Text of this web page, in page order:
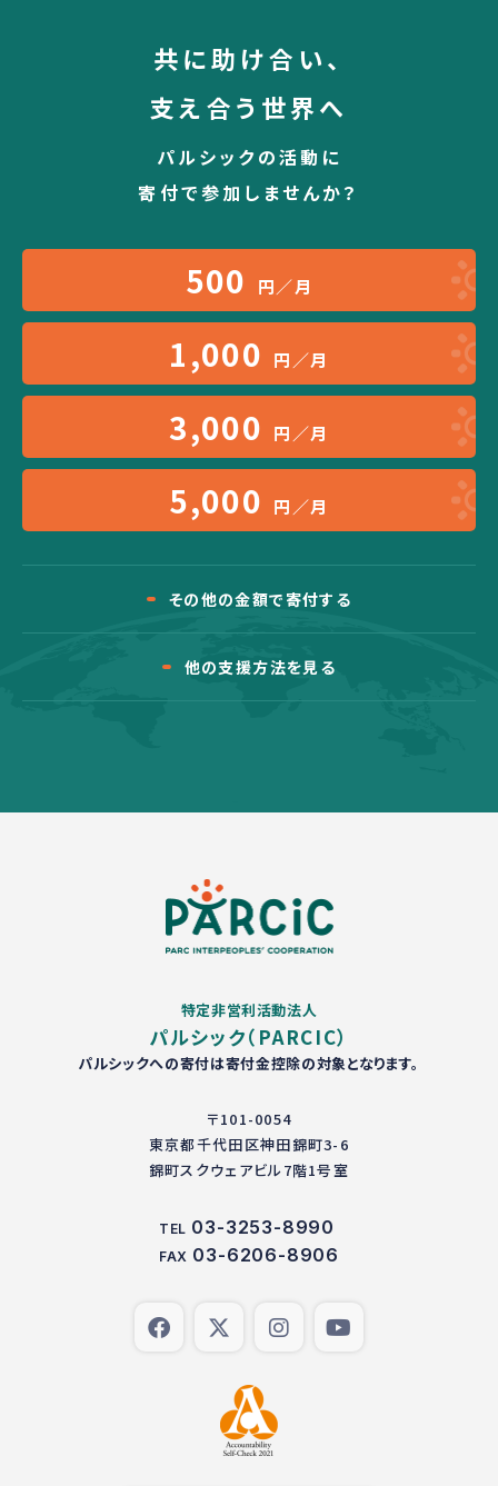
共に助け合い、
支え合う世界へ
パルシックの活動に
寄付で参加しませんか？
500 円／月
1,000 円／月
3,000 円／月
5,000 円／月
その他の金額で寄付する
他の支援方法を見る
特定非営利活動法人
パルシック（PARCIC）
パルシックへの寄付は寄付金控除の対象となります。
〒101-0054
東京都千代田区神田錦町3-6
錦町スクウェアビル7階1号室
TEL 03-3253-8990
FAX 03-6206-8906